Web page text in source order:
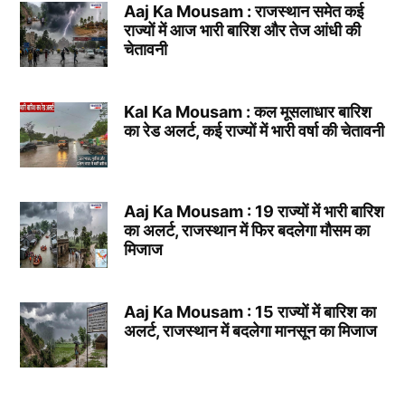
Aaj Ka Mousam : राजस्थान समेत कई
राज्यों में आज भारी बारिश और तेज आंधी की
चेतावनी
Kal Ka Mousam : कल मूसलाधार बारिश
का रेड अलर्ट, कई राज्यों में भारी वर्षा की चेतावनी
Aaj Ka Mousam : 19 राज्यों में भारी बारिश
का अलर्ट, राजस्थान में फिर बदलेगा मौसम का
मिजाज
Aaj Ka Mousam : 15 राज्यों में बारिश का
अलर्ट, राजस्थान में बदलेगा मानसून का मिजाज